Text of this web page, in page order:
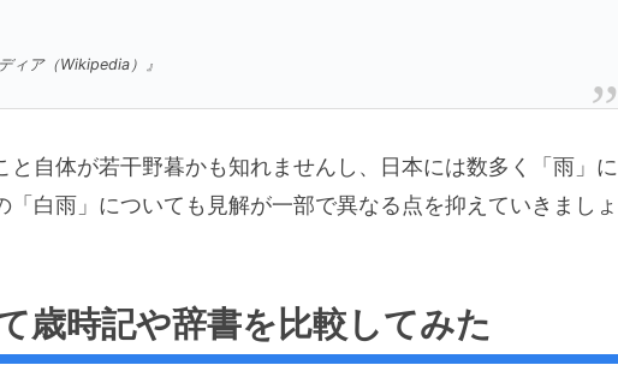
ィア（Wikipedia）』
と自体が若干野暮かも知れませんし、日本には数多く「雨」に
「白雨」についても見解が一部で異なる点を抑えていきましょ
歳時記や辞書を比較してみた